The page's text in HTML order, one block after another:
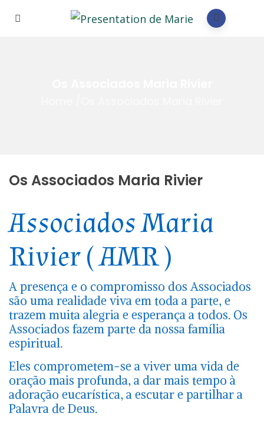
Os Associados Maria Rivier
Associados Maria
Rivier ( AMR )
A presença e o compromisso dos Associados
são uma realidade viva em toda a parte, e
trazem muita alegria e esperança a todos. Os
Associados fazem parte da nossa família
espiritual.
Eles comprometem-se a viver uma vida de
oração mais profunda, a dar mais tempo à
adoração eucarística, a escutar e partilhar a
Palavra de Deus.